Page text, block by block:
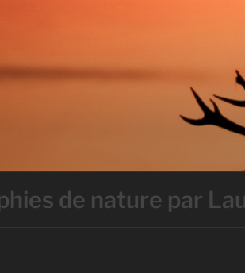
de nature par